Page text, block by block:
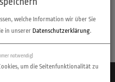
von D-Print in Cottbus /
welche Information wir über Sie
in unserer Datenschutzerklärung.
notwendig)
um die Seitenfunktionalität zu